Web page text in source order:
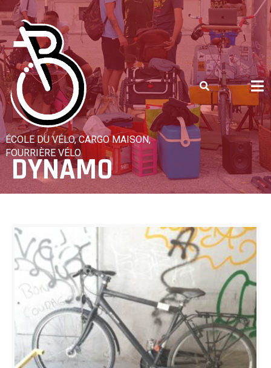
Skip
to
content
ÉCOLE DU VÉLO, CARGO MAISON,
FOURRIÈRE VÉLO
DYNAMO